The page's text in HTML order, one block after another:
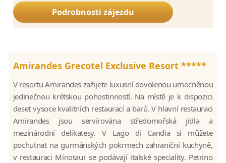
Podrobnosti zájezdu
Amirandes Grecotel Exclusive Resort *****
V resortu Amirandes zažijete luxusní dovolenou umocněnou
jedinečnou krétskou pohostinností. Na místě je k dispozici
deset vysoce kvalitních restaurací a barů. V hlavní restauraci
Amirandes jsou servírována středomořská jídla a
mezinárodní delikatesy. V Lago di Candia si můžete
pochutnat na gurmánských pokrmech zahraniční kuchyně,
v restauraci Minotaur se podávají italské speciality. Petrino